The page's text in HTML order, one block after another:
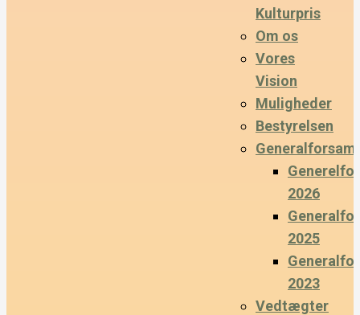
Kulturpris
Om os
Vores
Vision
Muligheder
Bestyrelsen
2026
2025
2023
Vedtægter